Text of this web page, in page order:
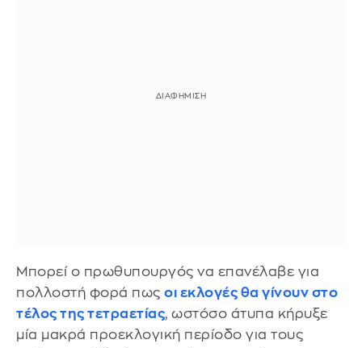
Μπορεί ο πρωθυπουργός να επανέλαβε για
πολλοστή φορά πως οι εκλογές θα γίνουν στο
τέλος της τετραετίας, ωστόσο άτυπα κήρυξε
μία μακρά προεκλογική περίοδο για τους